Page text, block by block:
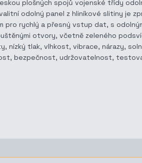
plošných spojů vojenské třídy
odolný panel z hliníkové slitiny je
pro rychlý a přesný vstup dat, s
otvory, včetně zeleného
nízký tlak, vlhkost, vibrace, nárazy,
bezpečnost, udržovatelnost,